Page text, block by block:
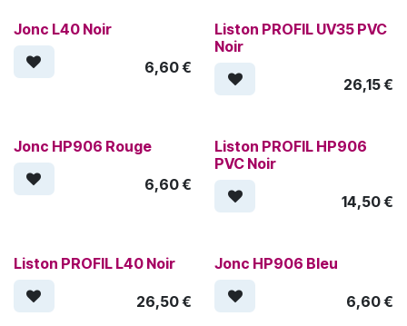
Jonc L40 Noir
6,60€
Liston PROFIL UV35 PVC
Noir
26,15€
Jonc HP906 Rouge
6,60€
Liston PROFIL HP906
PVC Noir
14,50€
Liston PROFIL L40 Noir
26,50€
Jonc HP906 Bleu
6,60€